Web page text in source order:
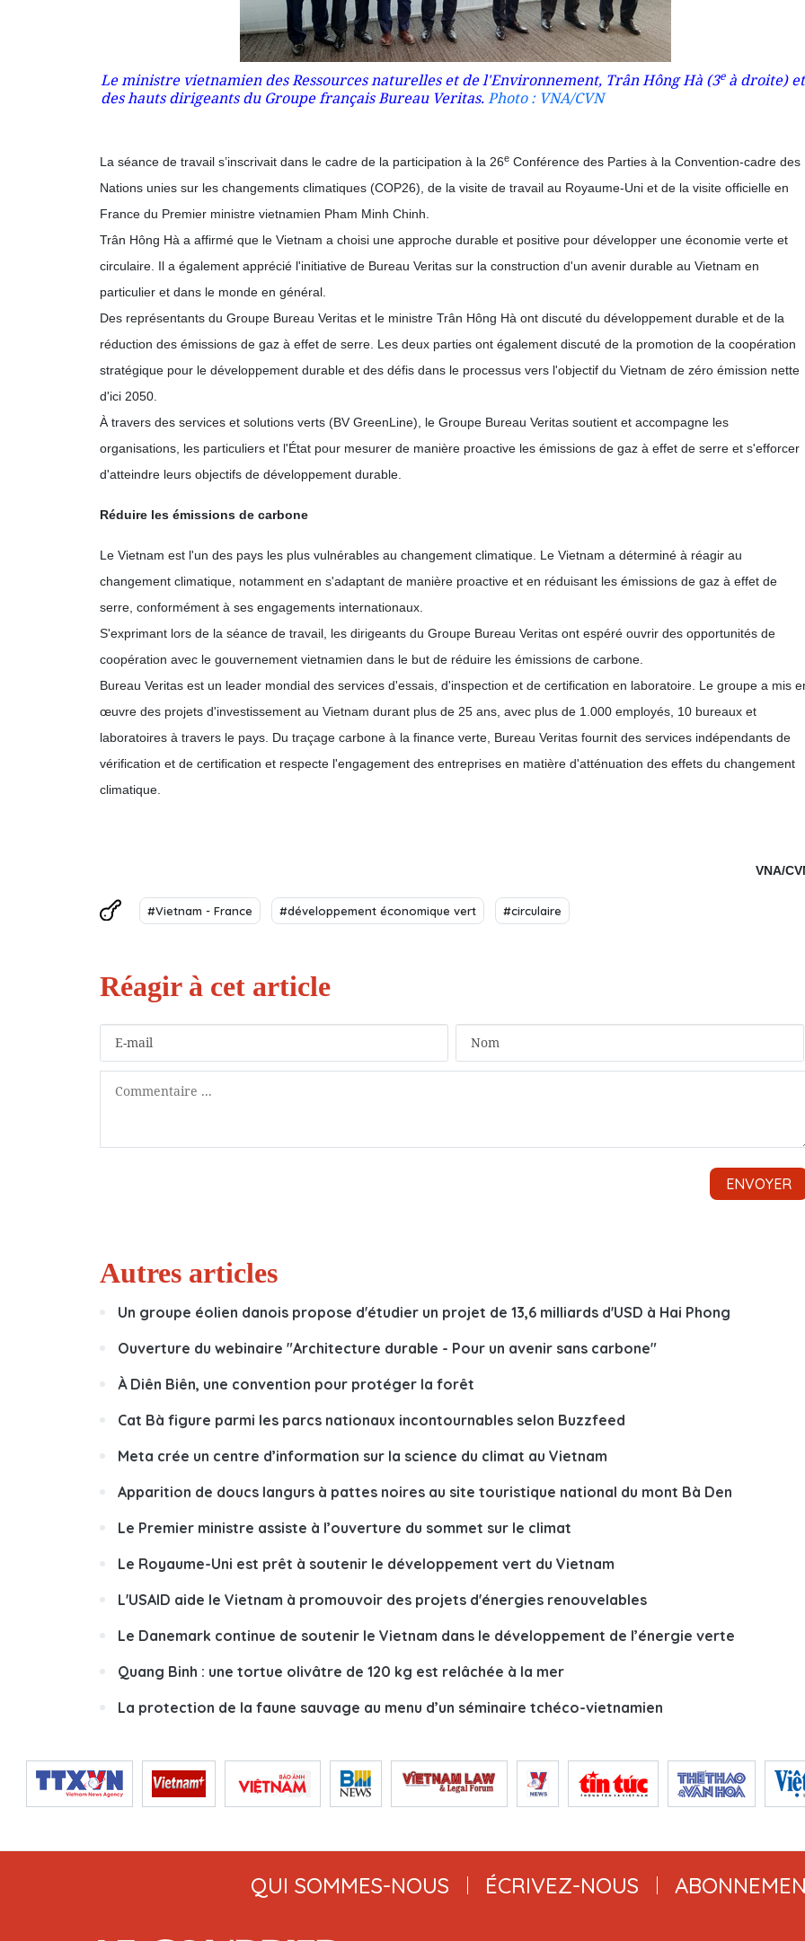
Le ministre vietnamien des Ressources naturelles et de l'Environnement, Trân Hông Hà (3eà droite) et
des hauts dirigeants du Groupe français Bureau Veritas.Photo : VNA/CVN
La séance de travail s’inscrivait dans le cadre de la participation à la 26e Conférence des Parties à la Convention-cadre des
Nations unies sur les changements climatiques (COP26), de la visite de travail au Royaume-Uni et de la visite officielle en
France du Premier ministre vietnamien Pham Minh Chinh.
Trân Hông Hà a affirmé que le Vietnam a choisi une approche durable et positive pour développer une économie verte et
circulaire. Il a également apprécié l'initiative de Bureau Veritas sur la construction d'un avenir durable au Vietnam en
particulier et dans le monde en général.
Des représentants du Groupe Bureau Veritas et le ministre Trân Hông Hà ont discuté du développement durable et de la
réduction des émissions de gaz à effet de serre. Les deux parties ont également discuté de la promotion de la coopération
stratégique pour le développement durable et des défis dans le processus vers l'objectif du Vietnam de zéro émission nette
d'ici 2050.
À travers des services et solutions verts (BV GreenLine), le Groupe Bureau Veritas soutient et accompagne les
organisations, les particuliers et l'État pour mesurer de manière proactive les émissions de gaz à effet de serre et s'efforcer
d'atteindre leurs objectifs de développement durable.
Réduire les émissions de carbone
Le Vietnam est l'un des pays les plus vulnérables au changement climatique. Le Vietnam a déterminé à réagir au
changement climatique, notamment en s'adaptant de manière proactive et en réduisant les émissions de gaz à effet de
serre, conformément à ses engagements internationaux.
S'exprimant lors de la séance de travail, les dirigeants du Groupe Bureau Veritas ont espéré ouvrir des opportunités de
coopération avec le gouvernement vietnamien dans le but de réduire les émissions de carbone.
Bureau Veritas est un leader mondial des services d'essais, d'inspection et de certification en laboratoire. Le groupe a mis
œuvre des projets d'investissement au Vietnam durant plus de 25 ans, avec plus de 1.000 employés, 10 bureaux et
laboratoires à travers le pays. Du traçage carbone à la finance verte, Bureau Veritas fournit des services indépendants de
vérification et de certification et respecte l'engagement des entreprises en matière d'atténuation des effets du changement
climatique.
VNA/
#Vietnam - France #développement économique vert #circulaire
Autres articles
Un groupe éolien danois propose d'étudier un projet de 13,6 milliards d'USD à Hai Phong
Ouverture du webinaire "Architecture durable - Pour un avenir sans carbone"
À Diên Biên, une convention pour protéger la forêt
Cat Bà figure parmi les parcs nationaux incontournables selon Buzzfeed
Meta crée un centre d’information sur la science du climat au Vietnam
Apparition de doucs langurs à pattes noires au site touristique national du mont Bà Den
Le Premier ministre assiste à l’ouverture du sommet sur le climat
Le Royaume-Uni est prêt à soutenir le développement vert du Vietnam
L'USAID aide le Vietnam à promouvoir des projets d'énergies renouvelables
Le Danemark continue de soutenir le Vietnam dans le développement de l’énergie verte
Quang Binh : une tortue olivâtre de 120 kg est relâchée à la mer
La protection de la faune sauvage au menu d’un séminaire tchéco-vietnamien
QUI SOMMES-NOUS ÉCRIVEZ-NOUS